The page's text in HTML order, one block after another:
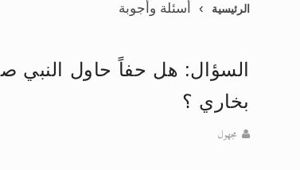
الحجّ.. دلالات، حِكم، وأهداف
تعميم هامّ لأفراد الجماعة
تعميم هامّ لأفراد الجماعة
إعلان هامّ بخصوص
الرئيسية أسئلة وأجوبة
السؤال: هل حفاً حاول النبي
بخاري ؟
مجهول